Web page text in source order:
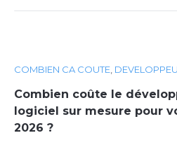
COMBIEN CA COUTE,
Combien coûte le
logiciel sur mesure pour
2026 ?